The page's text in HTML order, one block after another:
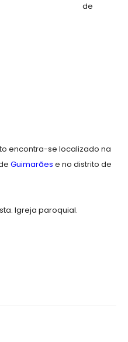
de
encontra-se localizado na
Guimarães e no distrito de
Igreja paroquial.